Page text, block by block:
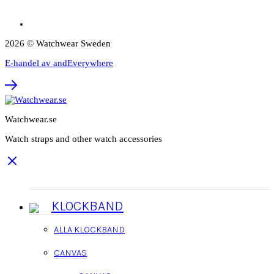
2026 © Watchwear Sweden
E-handel av andEverywhere
Watchwear.se
Watch straps and other watch accessories
KLOCKBAND
ALLA KLOCKBAND
CANVAS